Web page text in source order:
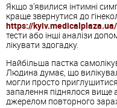
Якщо з’явилися інтимні
краще звернутися до
https://
тести або інші аналізи
лікувати здогадку.
Найбільша пастка
Людина думає, що
могли просто
запалення піднялося вище
джерелом повторного